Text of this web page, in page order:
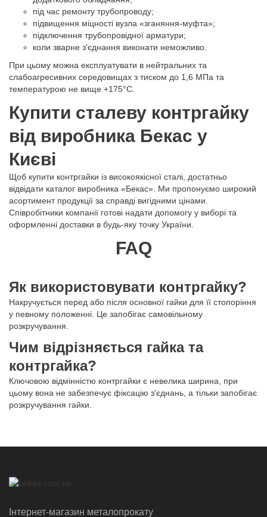
під час ремонту трубопроводу;
підвищення міцності вузла «зганяння-муфта»;
підключення трубопровідної арматури;
коли зварне з'єднання виконати неможливо.
При цьому можна експлуатувати в нейтральних та
слабоагресивних середовищах з тиском до 1,6 МПа та
температурою не вище +175°С.
Купити сталеву контргайку
від виробника Бекас у
Києві
Щоб купити контргайки із високоякісної сталі, достатньо
відвідати каталог виробника «Бекас». Ми пропонуємо широкий
асортимент продукції за справді вигідними цінами.
Співробітники компанії готові надати допомогу у виборі та
оформленні доставки в будь-яку точку України.
FAQ
Як використовувати контргайку?
Накручується перед або після основної гайки для її стопоріння
у певному положенні. Це запобігає самовільному
розкручування.
Чим відрізняється гайка та
контргайка?
Ключовою відмінністю контргайки є невелика ширина, при
цьому вона не забезпечує фіксацію з'єднань, а тільки запобігає
розкручування гайки.
Інтернет-магазин металопрокату